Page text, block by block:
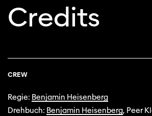
Credits
CREW
Regie: Benjamin Heisenberg
Drehbuch: Benjamin Heisenberg, Peer